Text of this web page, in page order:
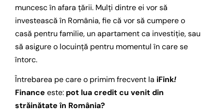
muncesc în afara țării. Mulți dintre ei vor să
investească în România, fie că vor să cumpere o
casă pentru familie, un apartament ca investiție, sau
să asigure o locuință pentru momentul în care se
întorc.
Întrebarea pe care o primim frecvent la iFink!
Finance este: pot lua credit cu venit din
străinătate în România?